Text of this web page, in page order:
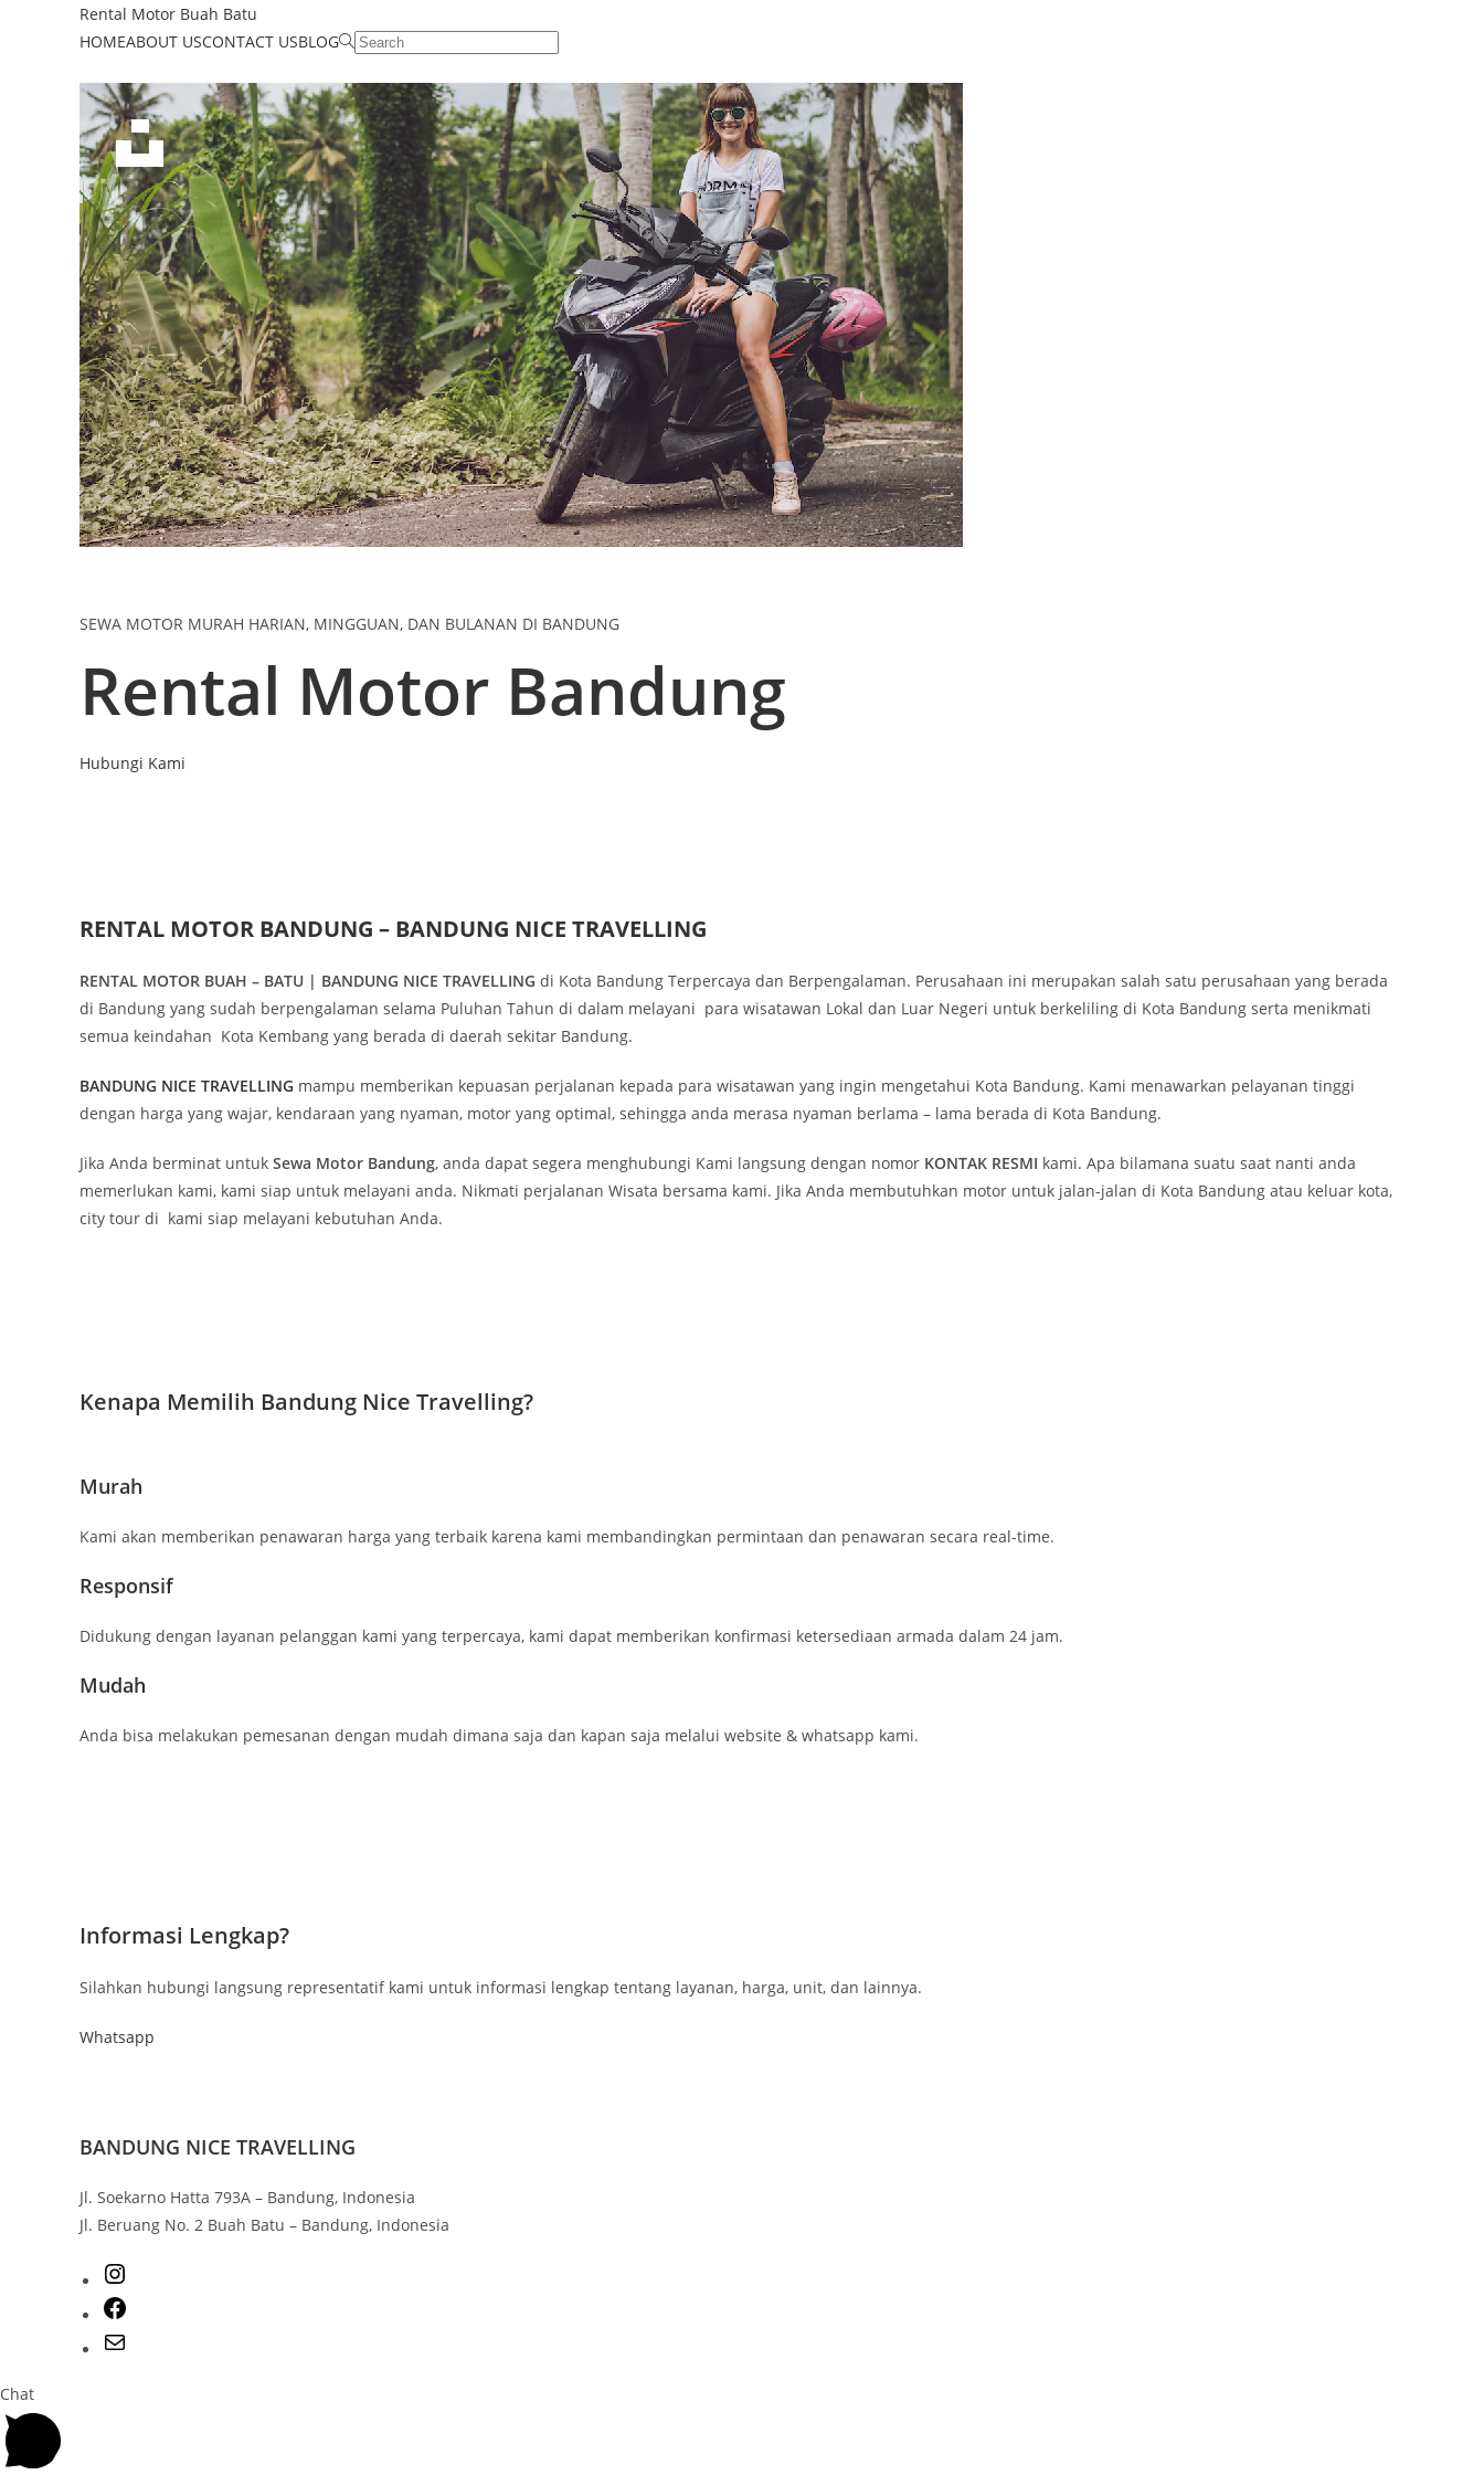
Rental Motor Buah Batu
HOMEABOUT USCONTACT USBLOG
SEWA MOTOR MURAH HARIAN, MINGGUAN, DAN BULANAN DI BANDUNG
Rental Motor Bandung
Hubungi Kami
RENTAL MOTOR BANDUNG – BANDUNG NICE TRAVELLING
RENTAL MOTOR BUAH – BATU | BANDUNG NICE TRAVELLING di Kota Bandung Terpercaya dan Berpengalaman. Perusahaan ini merupakan salah satu perusahaan yang berada
di Bandung yang sudah berpengalaman selama Puluhan Tahun di dalam melayani para wisatawan Lokal dan Luar Negeri untuk berkeliling di Kota Bandung serta menikmati
semua keindahan Kota Kembang yang berada di daerah sekitar Bandung.
BANDUNG NICE TRAVELLING mampu memberikan kepuasan perjalanan kepada para wisatawan yang ingin mengetahui Kota Bandung. Kami menawarkan pelayanan tinggi
dengan harga yang wajar, kendaraan yang nyaman, motor yang optimal, sehingga anda merasa nyaman berlama – lama berada di Kota Bandung.
Jika Anda berminat untuk Sewa Motor Bandung, anda dapat segera menghubungi Kami langsung dengan nomor KONTAK RESMI kami. Apa bilamana suatu saat nanti anda
memerlukan kami, kami siap untuk melayani anda. Nikmati perjalanan Wisata bersama kami. Jika Anda membutuhkan motor untuk jalan-jalan di Kota Bandung atau keluar kota,
city tour di kami siap melayani kebutuhan Anda.
Kenapa Memilih Bandung Nice Travelling?
Murah
Kami akan memberikan penawaran harga yang terbaik karena kami membandingkan permintaan dan penawaran secara real-time.
Responsif
Didukung dengan layanan pelanggan kami yang terpercaya, kami dapat memberikan konfirmasi ketersediaan armada dalam 24 jam.
Mudah
Anda bisa melakukan pemesanan dengan mudah dimana saja dan kapan saja melalui website & whatsapp kami.
Informasi Lengkap?
Silahkan hubungi langsung representatif kami untuk informasi lengkap tentang layanan, harga, unit, dan lainnya.
Whatsapp
BANDUNG NICE TRAVELLING
Jl. Soekarno Hatta 793A – Bandung, Indonesia
Jl. Beruang No. 2 Buah Batu – Bandung, Indonesia
Chat